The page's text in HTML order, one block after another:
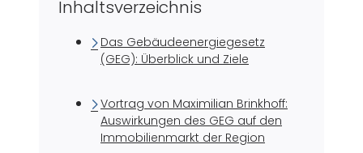
Inhaltsverzeichnis
Das Gebäudeenergiegesetz
(GEG): Überblick und Ziele
Vortrag von Maximilian Brinkhoff:
Auswirkungen des GEG auf den
Immobilienmarkt der Region